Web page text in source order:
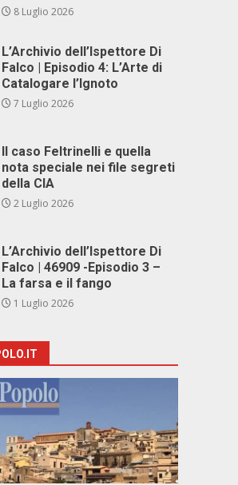
8 Luglio 2026
L’Archivio dell’Ispettore Di
Falco | Episodio 4: L’Arte di
Catalogare l’Ignoto
7 Luglio 2026
Il caso Feltrinelli e quella
nota speciale nei file segreti
della CIA
2 Luglio 2026
L’Archivio dell’Ispettore Di
Falco | 46909 -Episodio 3 –
La farsa e il fango
1 Luglio 2026